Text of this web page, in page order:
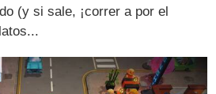
(y si sale, ¡correr a por el